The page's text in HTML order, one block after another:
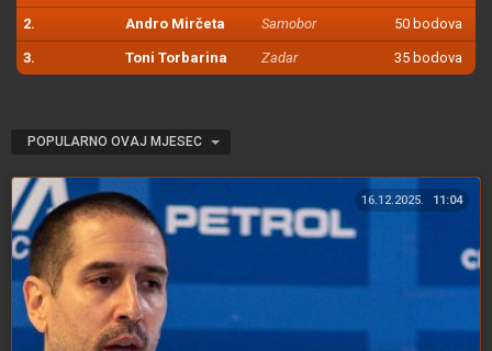
2. Andro Mirčeta Samobor 50 bodova
3. Toni Torbarina Zadar 35 bodova
POPULARNO OVAJ MJESEC
16.12.2025. 11:04